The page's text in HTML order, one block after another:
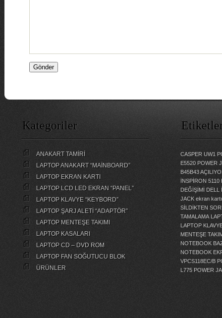
Kategoriler
ANAKART TAMİRİ
LAPTOP ANAKART “MAİNBOARD”
LAPTOP EKRAN KARTI
LAPTOP LCD LED EKRAN “PANEL”
LAPTOP KLAVYE “KEYBORD”
LAPTOP ŞARJ ALETİ “ADAPTÖR”
LAPTOP MENTEŞE TAKIMI
LAPTOP KASALARI
LAPTOP CD – DVD ROM
LAPTOP FAN SOĞUTUCU BLOK
ÜRÜNLER
CASPER UW1
E5520 POWER
B45B43
İNSPİRON
DEĞİŞİMİ
DELL
JACK ekran
SİLDİKTEN
TAMALAMA
LAPTOP
MENTEŞE
NOTEBOOK
NOTEBOOK
VPCS118EC/B
L775 POWER